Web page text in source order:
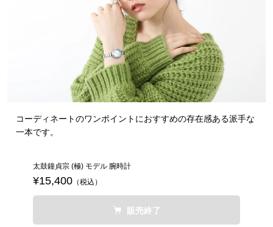
コーディネートのワンポイントにおすすめの存在感ある派手な
一本です。
太鼓鐘貞宗 (極) モデル 腕時計
¥15,400 （税込）
販売終了